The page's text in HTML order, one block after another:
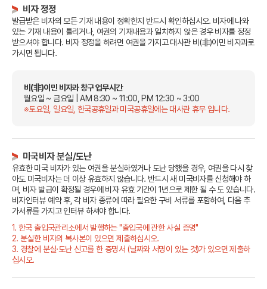
비자 정정
발급받은 비자의 모든 기재 내용이 정확한지 반드시 확인하십시오. 비자에 나와
있는 기재 내용이 틀리거나, 여권의 기재내용과 일치하지 않은 경우 비자를 정정
받으셔야 합니다. 비자 정정을 하려면 여권을 가지고 대사관 비(非)이민 비자과로
가시면 됩니다.
비(非)이민 비자과 창구 업무시간
월요일 ~ 금요일 | AM 8:30 ~ 11:00, PM 12:30 ~ 3:00
※토요일, 일요일, 한국공휴일과 미국공휴일에는 대사관 휴무 입니다.
미국비자 분실/도난
유효한 미국 비자가 있는 여권을 분실하였거나 도난 당했을 경우, 여권을 다시 찾
아도 미국비자는 더 이상 유효하지 않습니다. 반드시 새 미국비자를 신청해야 하
며, 비자 발급이 확정될 경우에 비자 유효 기간이 1년으로 제한 될 수 도 있습니다.
비자인터뷰 예약 후, 각 비자 종류에 따라 필요한 구비 서류를 포함하여, 다음 추
가서류를 가지고 인터뷰 하셔야 합니다.
1. 한국 출입국관리소에서 발행하는 "출입국에 관한 사실 증명"
2. 분실한 비자의 복사본이 있으면 제출하십시오.
3. 경찰에 분실·도난 신고를 한 증명서 (날짜와 서명이 있는 것)가 있으면 제출하
십시오.